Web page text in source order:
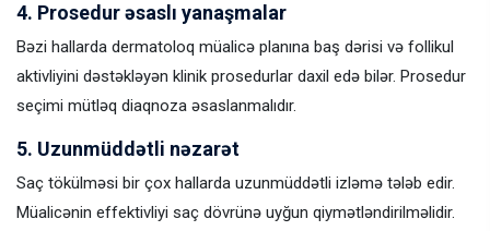
4. Prosedur əsaslı yanaşmalar
Bəzi hallarda dermatoloq müalicə planına baş dərisi və follikul
aktivliyini dəstəkləyən klinik prosedurlar daxil edə bilər. Prosedur
seçimi mütləq diaqnoza əsaslanmalıdır.
5. Uzunmüddətli nəzarət
Saç tökülməsi bir çox hallarda uzunmüddətli izləmə tələb edir.
Müalicənin effektivliyi saç dövrünə uyğun qiymətləndirilməlidir.